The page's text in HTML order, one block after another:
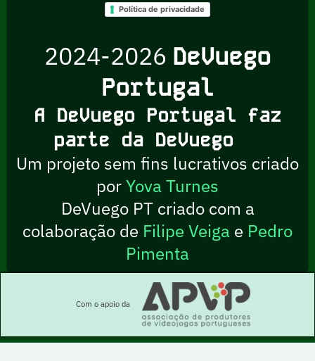
Política de privacidade
2024-2026 DeVuego
Portugal
A DeVuego Portugal faz
parte da DeVuego
Um projeto sem fins lucrativos criado
porYova Turnes
DeVuego PT criado com a
colaboração de Filipe Veiga e Pedro
Pimenta
Com o apoio da